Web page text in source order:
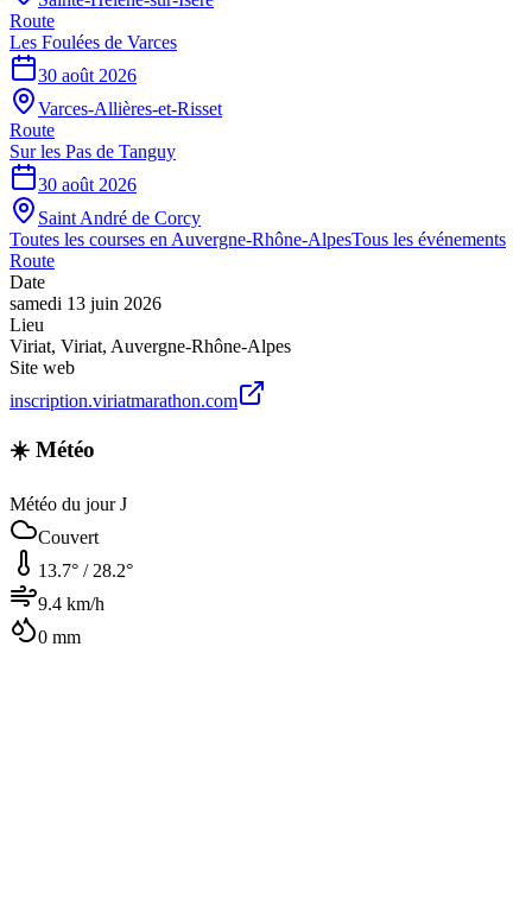
Route
Les Foulées de Varces
30 août 2026
Varces-Allières-et-Risset
Route
Sur les Pas de Tanguy
30 août 2026
Saint André de Corcy
Toutes les courses en Auvergne-Rhône-AlpesTous les événements
Route
Date
samedi 13 juin 2026
Lieu
Viriat, Viriat, Auvergne-Rhône-Alpes
Site web
inscription.viriatmarathon.com
☀️ Météo
Météo du jour J
Couvert
13.7° / 28.2°
9.4 km/h
0 mm